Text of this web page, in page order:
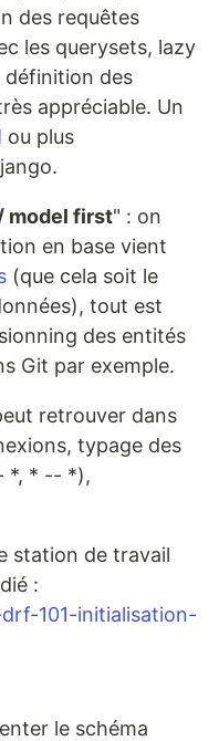
des requêtes
les querysets, lazy
définition des
appréciable. Un
ou plus
model first" : on
en base vient
(que cela soit le
tout est
des entités
Git par exemple.
retrouver dans
typage des
*, * -- *),
station de travail
:
101-initialisation-
le schéma